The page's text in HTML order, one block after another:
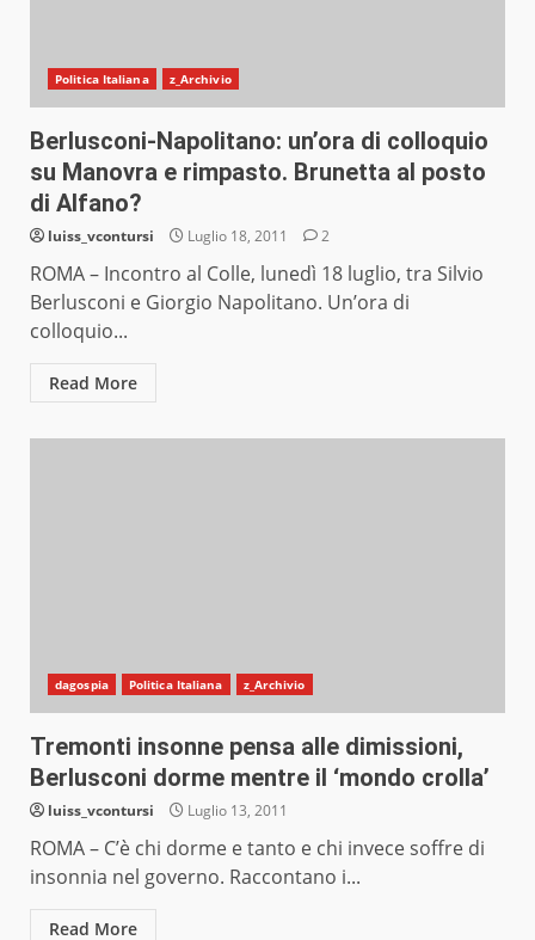
Politica Italiana z_Archivio
Berlusconi-Napolitano: un’ora di colloquio
su Manovra e rimpasto. Brunetta al posto
di Alfano?
luiss_vcontursi Luglio 18, 2011 2
ROMA – Incontro al Colle, lunedì 18 luglio, tra Silvio
Berlusconi e Giorgio Napolitano. Un’ora di
colloquio...
Read More
dagospia Politica Italiana z_Archivio
Tremonti insonne pensa alle dimissioni,
Berlusconi dorme mentre il ‘mondo crolla’
luiss_vcontursi Luglio 13, 2011
ROMA – C’è chi dorme e tanto e chi invece soffre di
insonnia nel governo. Raccontano i...
Read More